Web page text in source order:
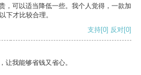
，可以适当降低一些。我个人觉得，一款加
下才比较合理。
支持[0] 反对[0]
让我能够省钱又省心。